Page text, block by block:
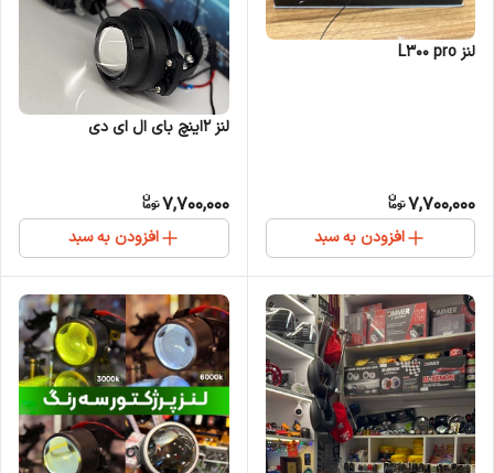
لنز L300 pro
7,700,000
افزودن به سبد
لنز 2اینچ بای ال ای دی
7,700,000
افزودن به سبد